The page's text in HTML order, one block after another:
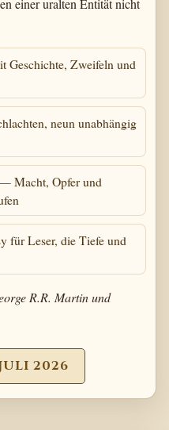
einer uralten Entität nicht
Geschichte, Zweifeln und
neun unabhängig
Macht, Opfer und
für Leser, die Tiefe und
R.R. Martin und
2026